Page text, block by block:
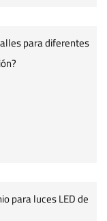
para diferentes
para luces LED de